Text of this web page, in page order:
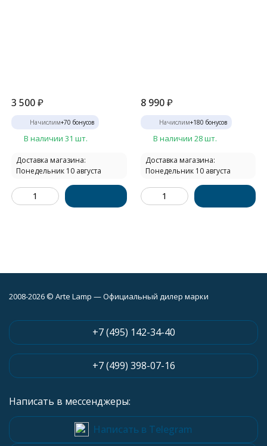
3 500₽
Начислим+70 бонусов
В наличии 31 шт.
Доставка магазина:
Понедельник 10 августа
8 990 ₽
Начислим+180 бонусов
В наличии 28 шт.
Доставка магазина:
Понедельник 10 августа
2008-2026 © Arte Lamp — Официальный дилер марки
+7 (495) 142-34-40
+7 (499) 398-07-16
Написать в мессенджеры:
Написать в Telegram